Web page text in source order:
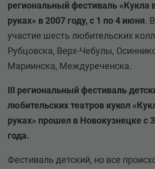
региональный фестиваль «Кукла
руках» в 2007 году, с 1 по 4 июня.
участие шесть любительских
Рубцовска, Верх-Чебулы,
Мариинска, Междуреченска.
III региональный фестиваль
любительских театров кукол
руках» прошел в Новокузнецке с
года.
Фестиваль детский, но все